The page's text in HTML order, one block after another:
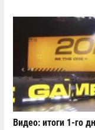
Видео: итоги 1-го